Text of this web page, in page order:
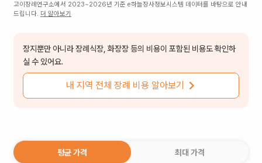
고이장례연구소에서 2023~2026년 기준 e하늘장사정보시스템 데이터를 바탕으로 안내
드립니다. 더 알아보기
장지뿐만 아니라 장례식장, 화장장 등의 비용이 포함된 비용도 확인하
실 수 있어요.
내 지역 전체 장례 비용 알아보기
평균 가격 최대 가격